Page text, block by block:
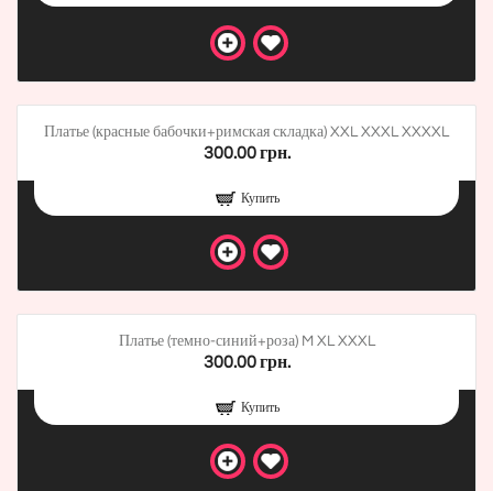
Платье (красные бабочки+римская складка) XXL XXXL XXXXL
300.00 грн.
Купить
Платье (темно-синий+роза) M XL XXXL
300.00 грн.
Купить